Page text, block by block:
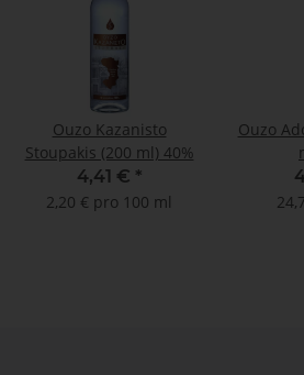
Ouzo Kazanisto
Stoupakis (200 ml) 40%
4,41 € *
2,20 € pro 100 ml
Ouzo